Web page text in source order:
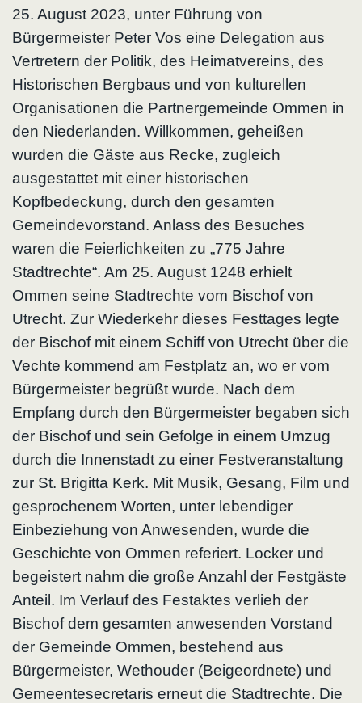
25. August 2023, unter Führung von
Bürgermeister Peter Vos eine Delegation aus
Vertretern der Politik, des Heimatvereins, des
Historischen Bergbaus und von kulturellen
Organisationen die Partnergemeinde Ommen in
den Niederlanden. Willkommen, geheißen
wurden die Gäste aus Recke, zugleich
ausgestattet mit einer historischen
Kopfbedeckung, durch den gesamten
Gemeindevorstand. Anlass des Besuches
waren die Feierlichkeiten zu „775 Jahre
Stadtrechte“. Am 25. August 1248 erhielt
Ommen seine Stadtrechte vom Bischof von
Utrecht. Zur Wiederkehr dieses Festtages legte
der Bischof mit einem Schiff von Utrecht über die
Vechte kommend am Festplatz an, wo er vom
Bürgermeister begrüßt wurde. Nach dem
Empfang durch den Bürgermeister begaben sich
der Bischof und sein Gefolge in einem Umzug
durch die Innenstadt zu einer Festveranstaltung
zur St. Brigitta Kerk. Mit Musik, Gesang, Film und
gesprochenem Worten, unter lebendiger
Einbeziehung von Anwesenden, wurde die
Geschichte von Ommen referiert. Locker und
begeistert nahm die große Anzahl der Festgäste
Anteil. Im Verlauf des Festaktes verlieh der
Bischof dem gesamten anwesenden Vorstand
der Gemeinde Ommen, bestehend aus
Bürgermeister, Wethouder (Beigeordnete) und
Gemeentesecretaris erneut die Stadtrechte. Die